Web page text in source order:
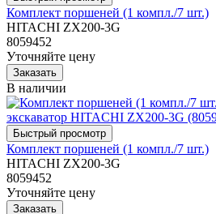
Комплект поршеней (1 компл./7 шт.)
HITACHI ZX200-3G
8059452
Уточняйте цену
В наличии
Комплект поршеней (1 компл./7 шт.)
HITACHI ZX200-3G
8059452
Уточняйте цену